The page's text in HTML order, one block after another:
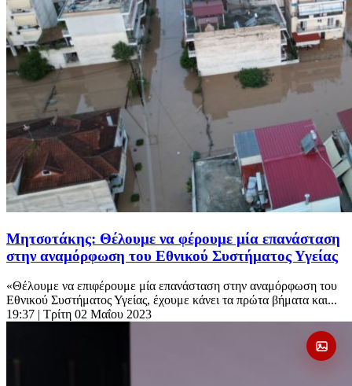
Μητσοτάκης: Θέλουμε να φέρουμε μία επανάσταση
στην αναμόρφωση του Εθνικού Συστήματος Υγείας
«Θέλουμε να επιφέρουμε μία επανάσταση στην αναμόρφωση του
Εθνικού Συστήματος Υγείας, έχουμε κάνει τα πρώτα βήματα και...
19:37 | Τρίτη 02 Μαΐου 2023